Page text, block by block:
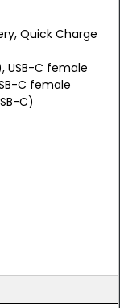
Quick Charge
USB-C female
C female
C)